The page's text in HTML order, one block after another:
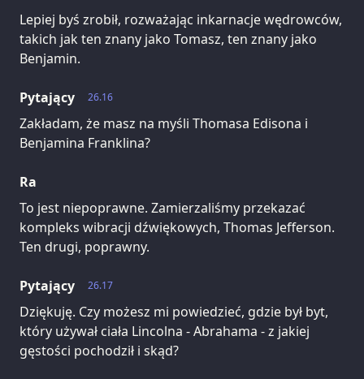
Lepiej byś zrobił, rozważając inkarnacje wędrowców,
takich jak ten znany jako Tomasz, ten znany jako
Benjamin.
26.16
Pytający
Zakładam, że masz na myśli Thomasa Edisona i
Benjamina Franklina?
Ra
To jest niepoprawne. Zamierzaliśmy przekazać
kompleks wibracji dźwiękowych, Thomas Jefferson.
Ten drugi, poprawny.
26.17
Pytający
Dziękuję. Czy możesz mi powiedzieć, gdzie był byt,
który używał ciała Lincolna - Abrahama - z jakiej
gęstości pochodził i skąd?